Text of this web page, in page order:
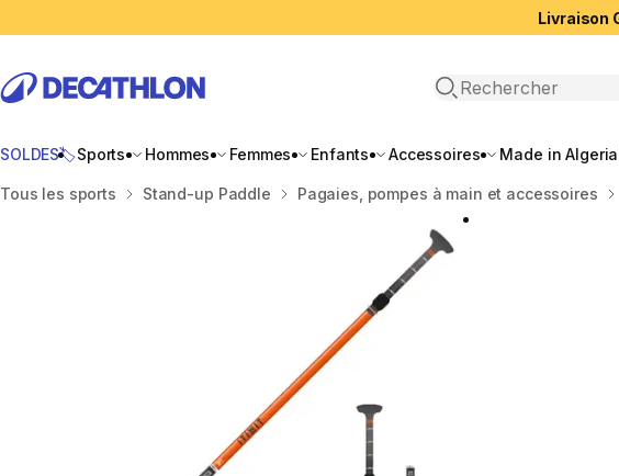
Livraison
Recherche ouverte
SOLDES🏷️Sports Hommes Femmes Enfants Accessoires Made in
Accueil
Tous les sports Stand-up Paddle Pagaies, pompes à main et accessoires